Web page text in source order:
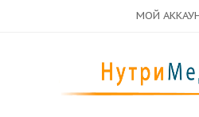
МОЙ